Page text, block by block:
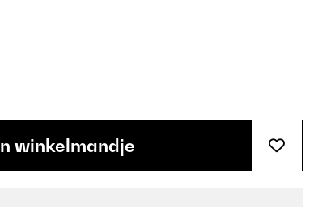
winkelmandje